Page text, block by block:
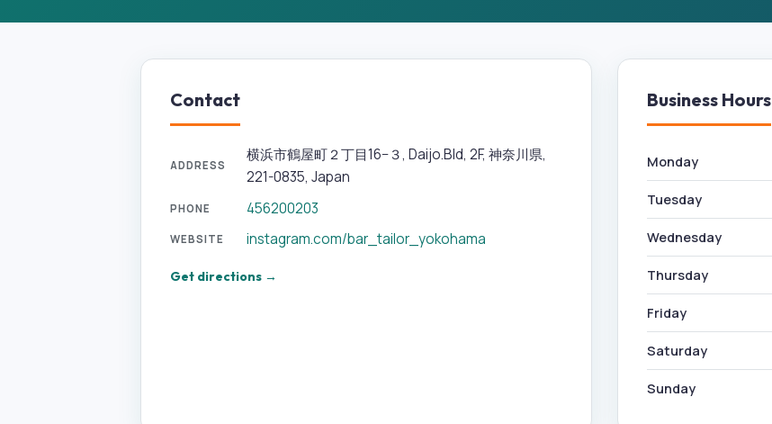
Contact
ADDRESS
横浜市鶴屋町２丁目16−３, Daijo.Bld, 2F, 神奈川県,
221-0835, Japan
PHONE 456200203
WEBSITE instagram.com/bar_tailor_yokohama
Get directions →
Business Hours
Monday
Tuesday
Wednesday
Thursday
Friday
Saturday
Sunday